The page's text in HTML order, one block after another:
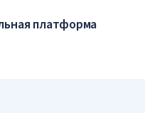
платформа